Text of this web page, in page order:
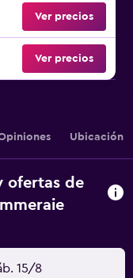
Ver precios
Ver precios
Ubicación
ofertas de
15/8